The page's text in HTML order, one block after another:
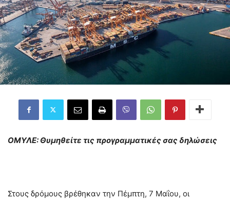
ΟΜΥΛΕ: Θυμηθείτε τις προγραμματικές σας δηλώσεις
Στους δρόμους βρέθηκαν την Πέμπτη, 7 Μαΐου, οι